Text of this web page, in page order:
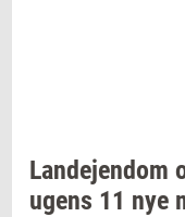
Lan­de­jen­dom
ugens 11 nye